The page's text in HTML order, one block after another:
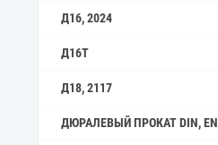
Д16, 2024
Д16Т
Д18, 2117
ДЮРАЛЕВЫЙ ПРОКАТ DIN, EN